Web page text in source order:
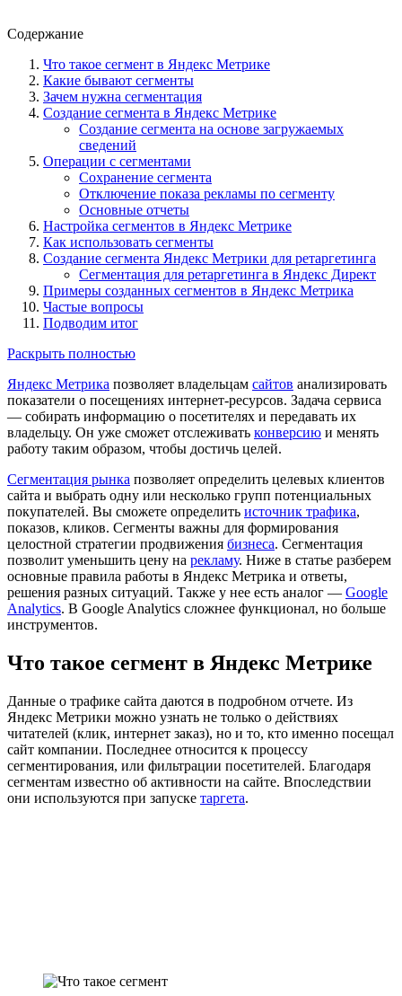
Содержание
Что такое сегмент в Яндекс Метрике
Какие бывают сегменты
Зачем нужна сегментация
Создание сегмента в Яндекс Метрике
Создание сегмента на основе загружаемых
сведений
Операции с сегментами
Сохранение сегмента
Отключение показа рекламы по сегменту
Основные отчеты
Настройка сегментов в Яндекс Метрике
Как использовать сегменты
Создание сегмента Яндекс Метрики для ретаргетинга
Сегментация для ретаргетинга в Яндекс Директ
Примеры созданных сегментов в Яндекс Метрика
Частые вопросы
Подводим итог
Раскрыть полностью
Яндекс Метрика позволяет владельцам сайтов анализировать
показатели о посещениях интернет-ресурсов. Задача сервиса
— собирать информацию о посетителях и передавать их
владельцу. Он уже сможет отслеживать конверсию и менять
работу таким образом, чтобы достичь целей.
Сегментация рынка позволяет определить целевых клиентов
сайта и выбрать одну или несколько групп потенциальных
покупателей. Вы сможете определить источник трафика,
показов, кликов. Сегменты важны для формирования
целостной стратегии продвижения бизнеса. Сегментация
позволит уменьшить цену на рекламу. Ниже в статье разберем
основные правила работы в Яндекс Метрика и ответы,
решения разных ситуаций. Также у нее есть аналог — Google
Analytics. В Google Analytics сложнее функционал, но больше
инструментов.
Что такое сегмент в Яндекс Метрике
Данные о трафике сайта даются в подробном отчете. Из
Яндекс Метрики можно узнать не только о действиях
читателей (клик, интернет заказ), но и то, кто именно посещал
сайт компании. Последнее относится к процессу
сегментирования, или фильтрации посетителей. Благодаря
сегментам известно об активности на сайте. Впоследствии
они используются при запуске таргета.